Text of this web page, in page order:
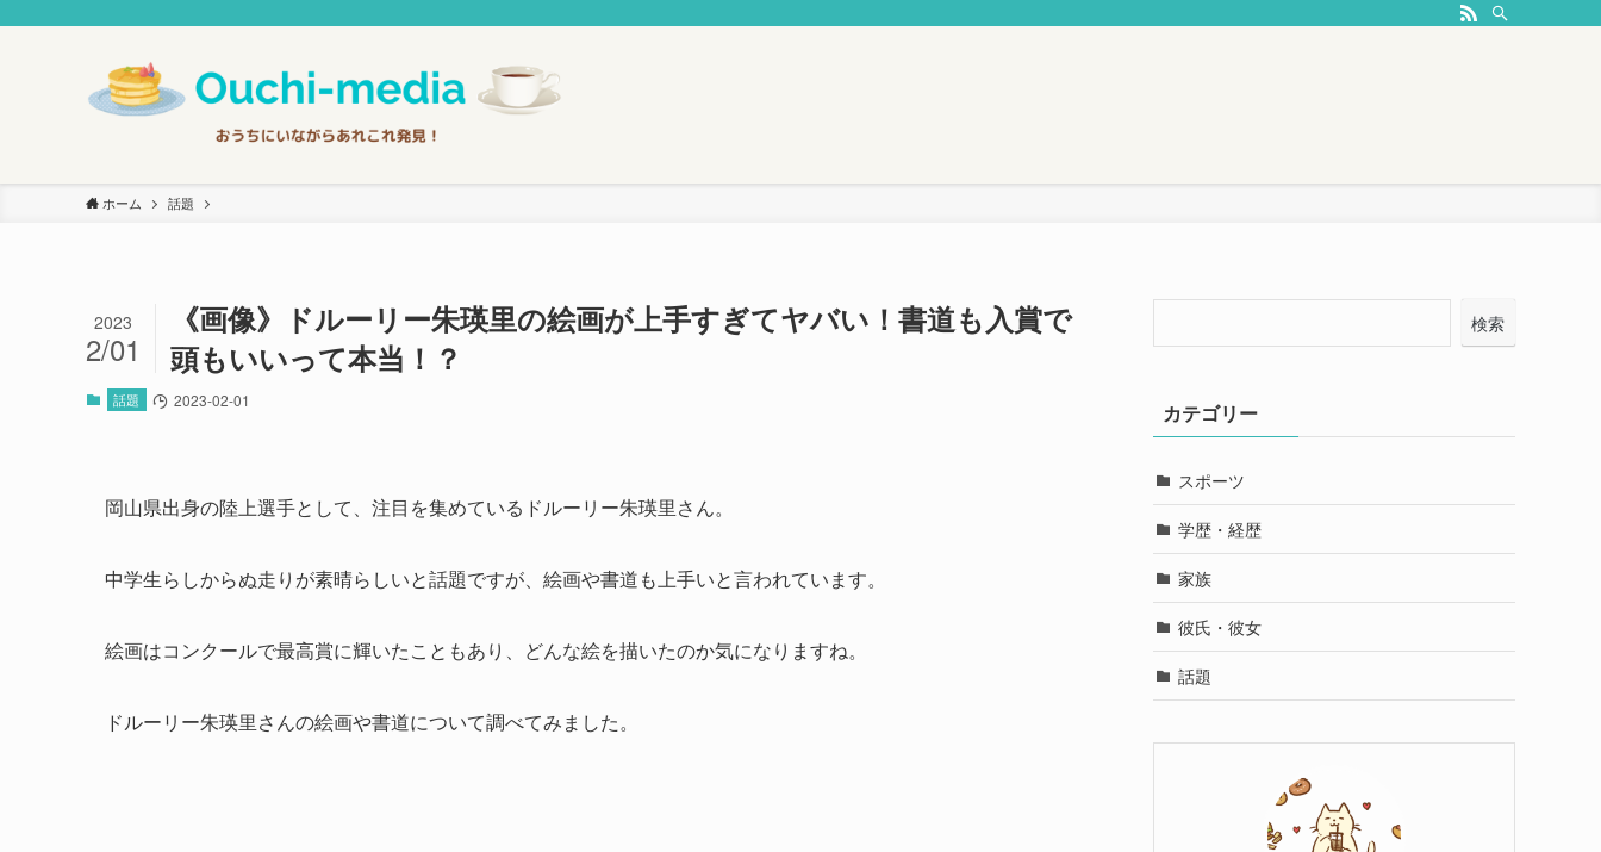
ホーム 話題
《画像》ドルーリー朱瑛里の絵画が上手すぎてヤバい！書道も入賞で
頭もいいって本当！？
2023
2/01
話題 2023-02-01
岡山県出身の陸上選手として、注目を集めているドルーリー朱瑛里さん。
中学生らしからぬ走りが素晴らしいと話題ですが、絵画や書道も上手いと言われています。
絵画はコンクールで最高賞に輝いたこともあり、どんな絵を描いたのか気になりますね。
ドルーリー朱瑛里さんの絵画や書道について調べてみました。
検索
カテゴリー
スポーツ
学歴・経歴
家族
彼氏・彼女
話題